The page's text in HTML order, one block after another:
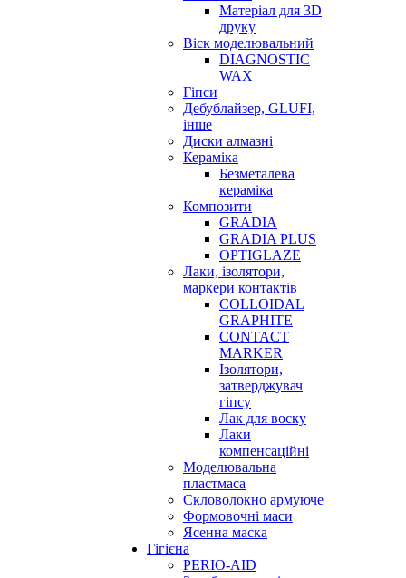
Матеріал для 3D
друку
Віск моделювальний
DIAGNOSTIC
WAX
Гіпси
Дебублайзер, GLUFI,
інше
Диски алмазні
Кераміка
Безметалева
кераміка
Композити
GRADIA
GRADIA PLUS
OPTIGLAZE
Лаки, ізолятори,
маркери контактів
COLLOIDAL
GRAPHITE
CONTACT
MARKER
Ізолятори,
затверджувач
гіпсу
Лак для воску
Лаки
компенсаційні
Моделювальна
пластмаса
Скловолокно армуюче
Формовочні маси
Ясенна маска
Гігієна
PERIO-AID